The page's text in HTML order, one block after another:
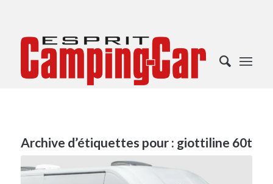
Archive d’étiquettes pour : giottiline 60t